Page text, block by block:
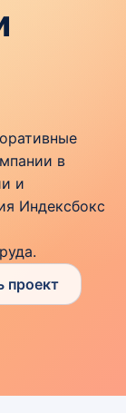
в
и
Индексбокс
проект